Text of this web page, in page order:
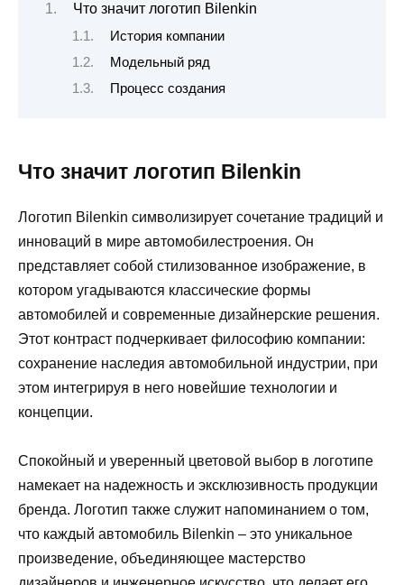
Что значит логотип Bilenkin
История компании
Модельный ряд
Процесс создания
Что значит логотип Bilenkin
Логотип Bilenkin символизирует сочетание традиций и
инноваций в мире автомобилестроения. Он
представляет собой стилизованное изображение, в
котором угадываются классические формы
автомобилей и современные дизайнерские решения.
Этот контраст подчеркивает философию компании:
сохранение наследия автомобильной индустрии, при
этом интегрируя в него новейшие технологии и
концепции.
Спокойный и уверенный цветовой выбор в логотипе
намекает на надежность и эксклюзивность продукции
бренда. Логотип также служит напоминанием о том,
что каждый автомобиль Bilenkin – это уникальное
произведение, объединяющее мастерство